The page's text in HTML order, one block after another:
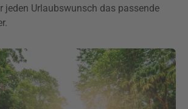
jeden Urlaubswunsch das passende